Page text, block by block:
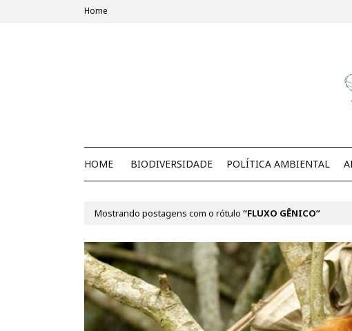
Home
HOME BIODIVERSIDADE POLÍTICA AMBIENTAL
Mostrando postagens com o rótulo FLUXO GÊNICO